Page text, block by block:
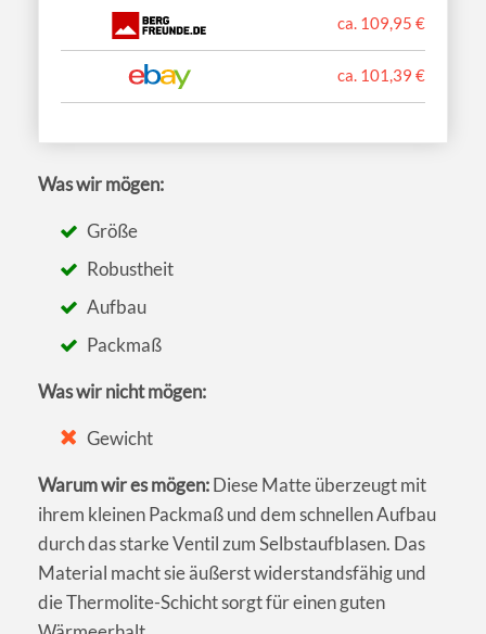
ca. 109,95 €
ca. 101,39 €
Was wir mögen:
Größe
Robustheit
Aufbau
Packmaß
Was wir nicht mögen:
Gewicht
Warum wir es mögen:Diese Matte überzeugt mit
ihrem kleinen Packmaß und dem schnellen Aufbau
durch das starke Ventil zum Selbstaufblasen. Das
Material macht sie äußerst widerstandsfähig und
die Thermolite-Schicht sorgt für einen guten